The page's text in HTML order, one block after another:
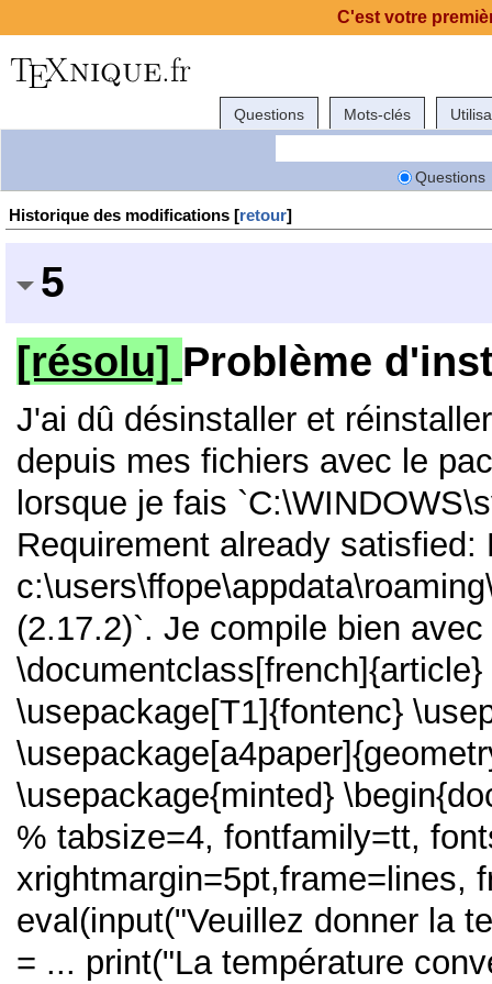
Questions Mots-clés
Questions
Historique des modifications [retour]
5
[résolu] Problème
J'ai dû désinstaller et
depuis mes fichiers avec le
lorsque je fais
Requirement already satisfied:
(2.17.2)`. Je compile bien
\usepackage[T1]{fontenc}
\usepackage{minted}
% tabsize=4, fontfamily=tt,
xrightmargin=5pt,frame=lines,
eval(input("Veuillez donner la
= ... print("La température
C'est votre